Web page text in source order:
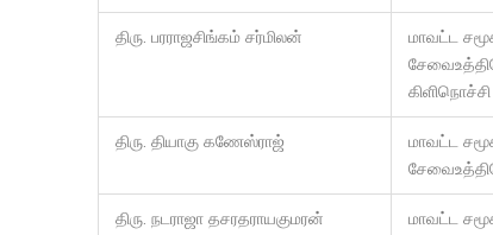
திரு. பரராஜசிங்கம் சர்மிலன்
மாவட்ட
கிளிநொச்சி
திரு. தியாகு கணேஸ்ராஜ்
மாவட்ட
திரு. நடராஜா தசரதராயகுமரன்
மாவட்ட